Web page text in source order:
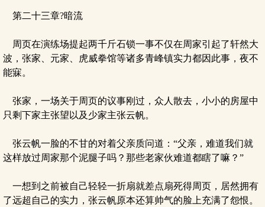
第二十三章?暗流
周页在演练场提起两千斤石锁一事不仅在周家引起了轩然大
波，张家、元家、虎威拳馆等诸多青峰镇实力都因此事，夜不
能寐。
张家，一场关于周页的议事刚过，众人散去，小小的房屋中
只剩下家主张望以及少家主张云帆。
张云帆一脸的不甘的对着父亲质问道：“父亲，难道我们就
这样放过周家那个泥腿子吗？那些老家伙难道都瞎了嘛？”
一想到之前被自己轻轻一折扇就差点扇死得周页，居然拥有
了远超自己的实力，张云帆原本还算帅气的脸上充满了怨恨。